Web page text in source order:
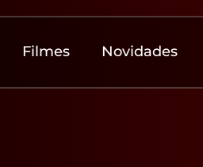
Filmes Novidades